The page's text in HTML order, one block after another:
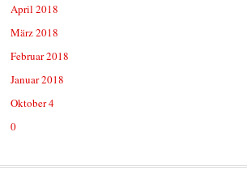
April 2018
März 2018
Februar 2018
Januar 2018
Oktober 4
0